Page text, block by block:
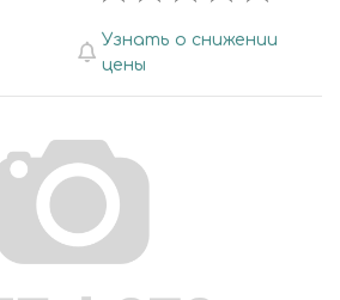
Узнать о снижении
цены